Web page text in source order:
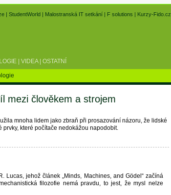
|StudentWorld | Malostranská IT setkání | F solutions | Kurzy-Fido.cz
| VIDEA| OSTATNÍ
mezi člověkem a strojem
mnoha lidem jako zbraň při prosazování názoru, že lidské
které počítače nedokážou napodobit.
Lucas, jehož článek „Minds, Machines, and Gödel“ začíná
filozofie nemá pravdu, to jest, že mysl nelze